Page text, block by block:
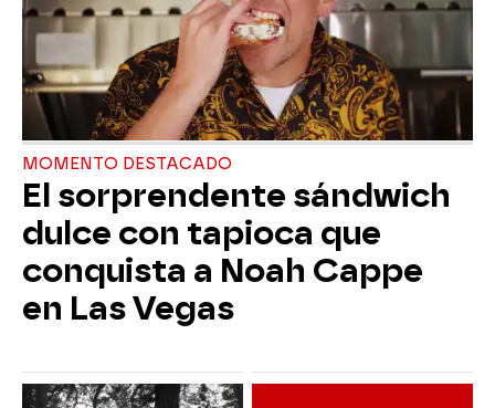
MOMENTO DESTACADO
El sorprendente sándwich
dulce con tapioca que
conquista a Noah Cappe
en Las Vegas